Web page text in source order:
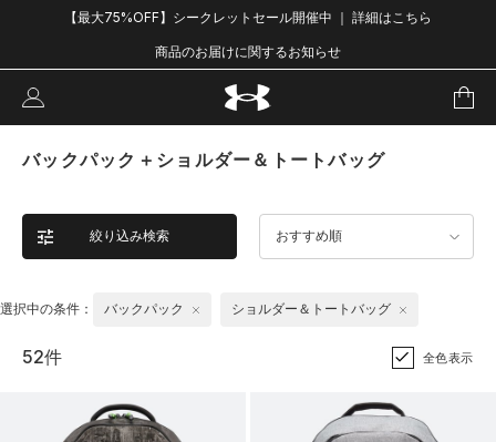
【最大75%OFF】シークレットセール開催中 ｜ 詳細はこちら
商品のお届けに関するお知らせ
バックパック＋ショルダー＆トートバッグ
絞り込み検索 おすすめ順
選択中の条件： バックパック ショルダー＆トートバッグ
52件 全色表示